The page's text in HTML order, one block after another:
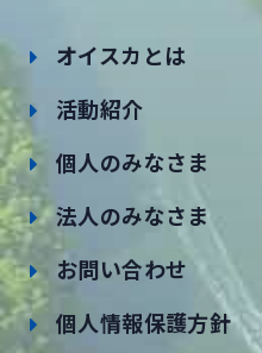
オイスカとは
活動紹介
個人のみなさま
法人のみなさま
お問い合わせ
個人情報保護方針